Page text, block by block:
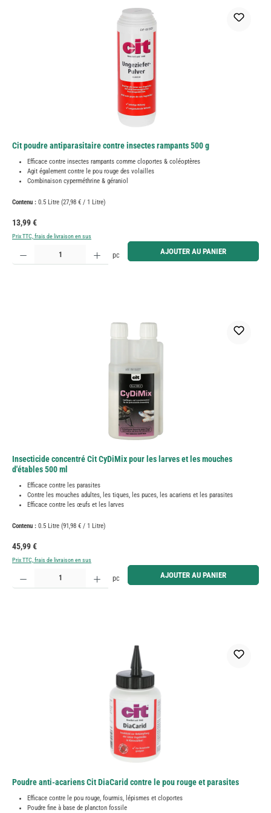
Cit poudre antiparasitaire contre insectes rampants 500 g
Efficace contre insectes rampants comme cloportes & coléoptères
Agit également contre le pou rouge des volailles
Combinaison cyperméthrine & géraniol
Contenu : 0.5 Litre (27,98 € / 1 Litre)
Prix régulier :
13,99 €
Prix TTC, frais de livraison en sus
Quantité de produit : Entrez la quantité souhaitée ou utilisez les boutons pour augmenter ou
pc AJOUTER AU PANIER
Insecticide concentré Cit CyDiMix pour les larves et les mouches
d'étables 500 ml
Efficace contre les parasites
Contre les mouches adultes, les tiques, les puces, les acariens et les parasites
Efficace contre les œufs et les larves
Contenu : 0.5 Litre (91,98 € / 1 Litre)
Prix régulier :
45,99 €
Prix TTC, frais de livraison en sus
Quantité de produit : Entrez la quantité souhaitée ou utilisez les boutons pour augmenter ou
pc AJOUTER AU PANIER
Poudre anti-acariens Cit DiaCarid contre le pou rouge et parasites
Efficace contre le pou rouge, fourmis, lépismes et cloportes
Poudre fine à base de plancton fossile